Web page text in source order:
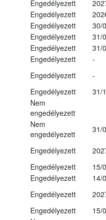
Engedélyezett
Engedélyezett
Engedélyezett
30/
Engedélyezett
31/
Engedélyezett
31/
Engedélyezett
-
Engedélyezett
-
Engedélyezett
31/
Nem
engedélyezett
Nem
engedélyezett
31/
Engedélyezett
Engedélyezett
15/
Engedélyezett
14/
Engedélyezett
Engedélyezett
15/